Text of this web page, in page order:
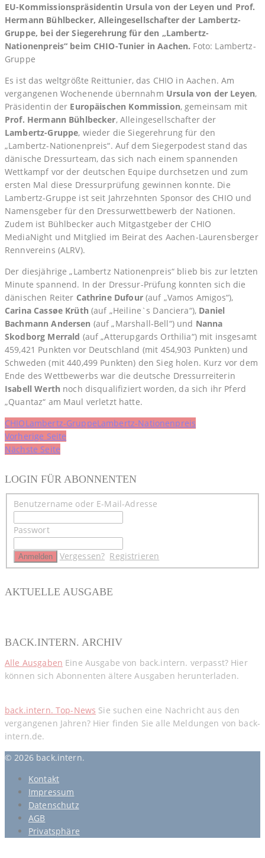
EU-Kommissionspräsidentin Ursula von der Leyen und Prof.
Hermann Bühlbecker, Alleingesellschafter der Lambertz-
Gruppe, bei der Siegerehrung für den „Lambertz-
Nationenpreis“ beim CHIO-Tunier in Aachen. Foto: Lambertz-
Gruppe
Es ist das weltgrößte Reittunier, das CHIO in Aachen. Am
vergangenen Wochenende übernnahm Ursula von der Leyen,
Präsidentin der Europäischen Kommission, gemeinsam mit
Prof. Hermann Bühlbecker, Alleingesellschafter der
Lambertz-Gruppe, wieder die Siegerehrung für den
„Lambertz-Nationenpreis“. Auf dem Siegerpodest stand das
dänische Dressurteam, das sich nach einem spannenden
Wettkampf vor der deutschen Equipe durchsetzen und zum
ersten Mal diese Dressurprüfung gewinnen konnte. Die
Lambertz-Gruppe ist seit Jahrzehnten Sponsor des CHIO und
Namensgeber für den Dressurwettbewerb der Nationen.
Zudem ist Bühlbecker auch Mitgastgeber der CHIO
MediaNight und Mitglied im Beirat des Aachen-Laurensberger
Rennvereins (ALRV).
Der diesjährige „Lambertz Nationenpreis“ blieb bis zur letzten
Minute spannend. In der Dressur-Prüfung konnten sich die
dänischen Reiter Cathrine Dufour (auf „Vamos Amigos“),
Carina Cassøe Krüth (auf „Heiline`s Danciera“), Daniel
Bachmann Andersen (auf „Marshall-Bell“) und Nanna
Skodborg Merrald (auf „Atterupgards Orthilia“) mit insgesamt
459,421 Punkten vor Deutschland (mit 454,903 Punkten) und
Schweden (mit 440,499 Punkten) den Sieg holen. Kurz vor dem
Ende des Wettbewerbs war die deutsche Dressurreiterin
Isabell Werth noch disqualifiziert worden, da sich ihr Pferd
„Quantaz“ am Maul verletzt hatte.
CHIOLambertz-GruppeLambertz-Nationenpreis
Beitragsnavigation
Vorherige Seite
Nächste Seite
LOGIN FÜR ABONNENTEN
Benutzername oder E-Mail-Adresse
Passwort
Vergessen? Registrieren
AKTUELLE AUSGABE
BACK.INTERN. ARCHIV
Alle Ausgaben Eine Ausgabe von back.intern. verpasst? Hier
können sich Abonnenten ältere Ausgaben herunterladen.
back.intern. Top-News Sie suchen eine Nachricht aus den
vergangenen Jahren? Hier finden Sie alle Meldungen von back-
intern.de.
© 2026 back.intern.
Kontakt
Impressum
Datenschutz
AGB
Privatsphäre